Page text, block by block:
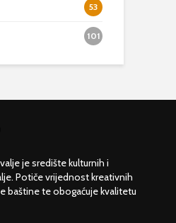
53
101
je središte kulturnih i
Potiče vrijednost kreativnih
baštine te obogaćuje kvalitetu